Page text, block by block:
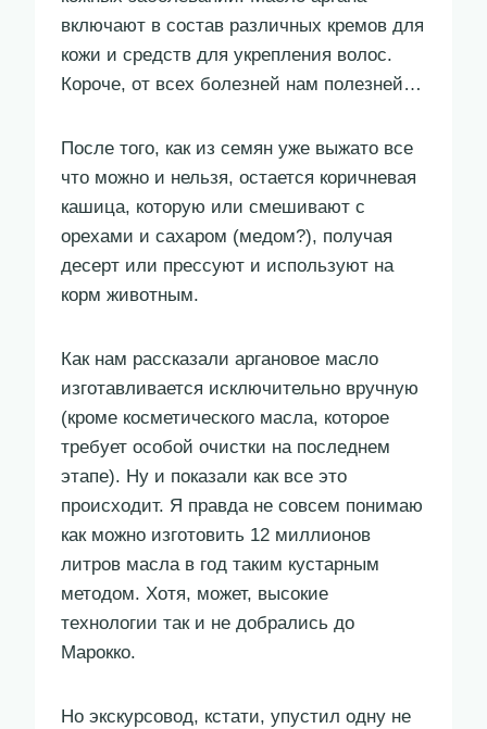
включают в состав различных кремов для
кожи и средств для укрепления волос.
Короче, от всех болезней нам полезней…
После того, как из семян уже выжато все
что можно и нельзя, остается коричневая
кашица, которую или смешивают с
орехами и сахаром (медом?), получая
десерт или прессуют и используют на
корм животным.
Как нам рассказали аргановое масло
изготавливается исключительно вручную
(кроме косметического масла, которое
требует особой очистки на последнем
этапе). Ну и показали как все это
происходит. Я правда не совсем понимаю
как можно изготовить 12 миллионов
литров масла в год таким кустарным
методом. Хотя, может, высокие
технологии так и не добрались до
Марокко.
Но экскурсовод, кстати, упустил одну не